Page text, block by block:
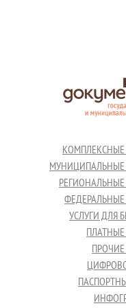
КОМПЛЕКСНЫЕ
МУНИЦИПАЛЬНЫЕ
РЕГИОНАЛЬНЫЕ
ФЕДЕРАЛЬНЫЕ
УСЛУГИ ДЛЯ
ПЛАТНЫЕ
ПРОЧИЕ